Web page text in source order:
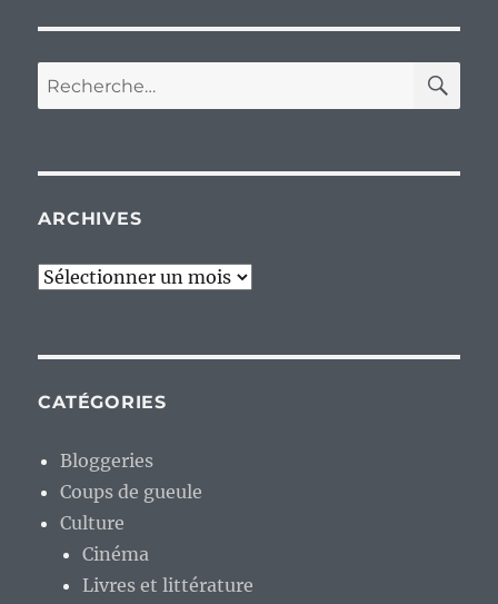
Recherche
pour :
ARCHIVES
Archives
CATÉGORIES
Bloggeries
Coups de gueule
Culture
Cinéma
Livres et littérature